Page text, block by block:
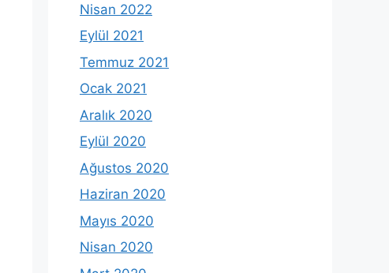
Nisan 2022
Eylül 2021
Temmuz 2021
Ocak 2021
Aralık 2020
Eylül 2020
Ağustos 2020
Haziran 2020
Mayıs 2020
Nisan 2020